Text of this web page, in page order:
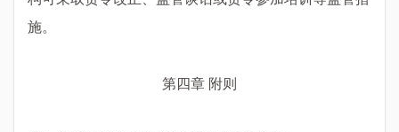
施。
第四章 附则